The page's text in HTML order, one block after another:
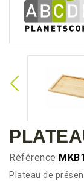
Référence
Plateau de